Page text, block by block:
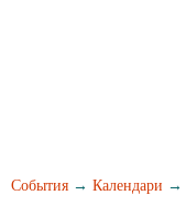
События → Календари →